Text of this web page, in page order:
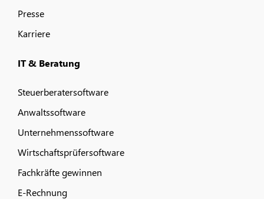
Presse
Karriere
IT & Beratung
Steuerberatersoftware
Anwaltssoftware
Unternehmenssoftware
Wirtschaftsprüfersoftware
Fachkräfte gewinnen
E-Rechnung